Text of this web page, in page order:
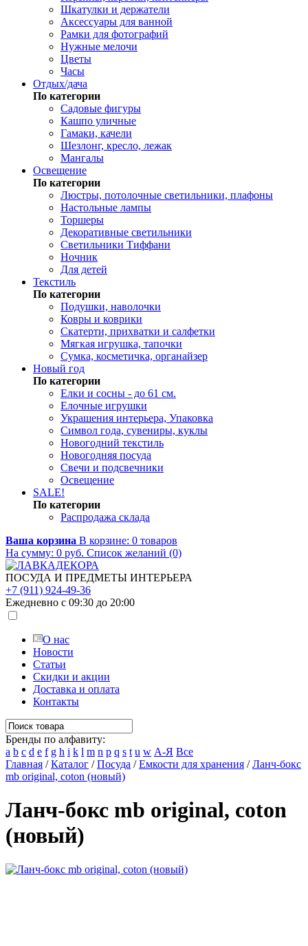
Шкатулки и держатели
Аксессуары для ванной
Рамки для фотографий
Нужные мелочи
Цветы
Часы
Отдых/дача
По категории
Садовые фигуры
Кашпо уличные
Гамаки, качели
Шезлонг, кресло, лежак
Мангалы
Освещение
По категории
Люстры, потолочные светильники, плафоны
Настольные лампы
Торшеры
Декоративные светильники
Светильники Тиффани
Ночник
Для детей
Текстиль
По категории
Подушки, наволочки
Ковры и коврики
Скатерти, прихватки и салфетки
Мягкая игрушка, тапочки
Сумка, косметичка, органайзер
Новый год
По категории
Елки и сосны - до 61 см.
Елочные игрушки
Украшения интерьера, Упаковка
Символ года, сувениры, куклы
Новогодний текстиль
Новогодняя посуда
Свечи и подсвечники
Освещение
SALE!
По категории
Распродажа склада
Ваша корзина В корзине: 0 товаров
На сумму: 0 руб. Список желаний (0)
ПОСУДА И ПРЕДМЕТЫ ИНТЕРЬЕРА
+7 (911) 924-49-36
Ежедневно с 09:30 до 20:00
О нас
Новости
Статьи
Скидки и акции
Доставка и оплата
Контакты
Бренды по алфавиту:
a b c d e f g h i k l m n p q s t u w А-Я Все
Главная /Каталог /Посуда /Емкости для хранения /Ланч-бокс
mb original, coton (новый)
Ланч-бокс mb original, coton
(новый)